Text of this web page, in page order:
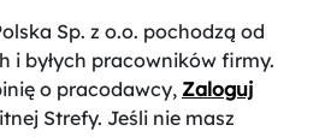
Sp. z o.o. pochodzą od
i byłych pracowników firmy.
o pracodawcy, Zaloguj
Strefy. Jeśli nie masz